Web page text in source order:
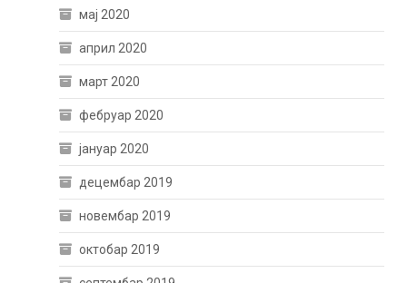
мај 2020
април 2020
март 2020
фебруар 2020
јануар 2020
децембар 2019
новембар 2019
октобар 2019